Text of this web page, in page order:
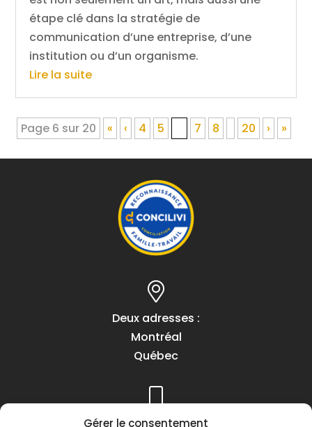
Gérer le consentement
étape clé dans la stratégie de
communication d’une entreprise, d’une
institution ou d’un organisme.
Lire la suite
Page 6 sur 20 « ‹ 4 5 7 8 20 › »
Deux adresses :
Montréal
Québec
Téléphone :